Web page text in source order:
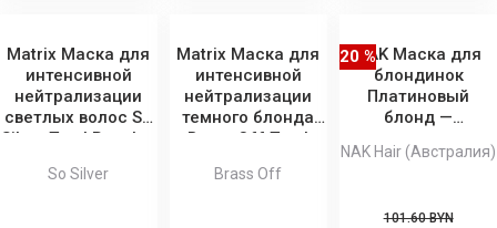
Matrix Маска для
интенсивной
нейтрализации
светлых волос So
Silver Total Results,
So Silver
Matrix Маска для
интенсивной
нейтрализации
темного блонда
Brass Off Total
Brass Off
NAK Маска для
блондинок
Платиновый
блонд —
за 60 секунд
20 %
NAK Hair (Австралия)
101.60 BYN